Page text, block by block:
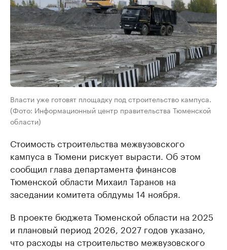
Власти уже готовят площадку под строительство кампуса.
(Фото: Информационный центр правительства Тюменской
области)
Стоимость строительства межвузовского
кампуса в Тюмени рискует вырасти. Об этом
сообщил глава департамента финансов
Тюменской области Михаил Таранов на
заседании комитета облдумы 14 ноября.
В проекте бюджета Тюменской области на 2025
и плановый период 2026, 2027 годов указано,
что расходы на строительство межвузовского